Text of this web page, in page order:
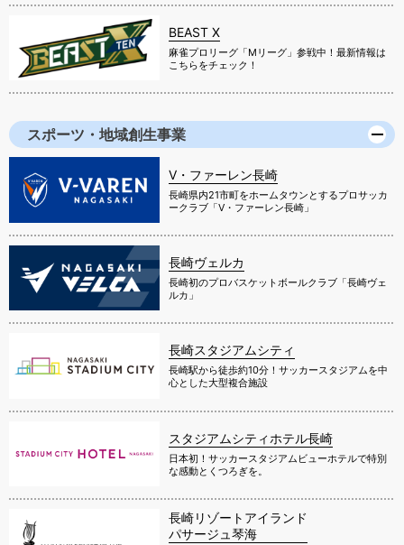
BEAST X
麻雀プロリーグ「Mリーグ」参戦中！最新情報は
こちらをチェック！
スポーツ・地域創生事業
V・ファーレン長崎
長崎県内21市町をホームタウンとするプロサッカ
ークラブ「V・ファーレン長崎」
長崎ヴェルカ
長崎初のプロバスケットボールクラブ「長崎ヴェ
ルカ」
長崎スタジアムシティ
長崎駅から徒歩約10分！サッカースタジアムを中
心とした大型複合施設
スタジアムシティホテル長崎
日本初！サッカースタジアムビューホテルで特別
な感動とくつろぎを。
長崎リゾートアイランド
パサージュ琴海